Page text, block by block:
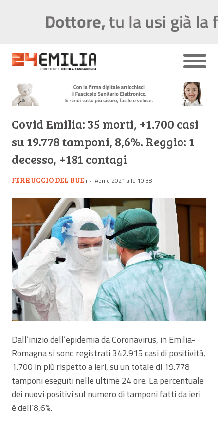
Covid Emilia: 35 morti, +1.700 casi
su 19.778 tamponi, 8,6%. Reggio: 1
decesso, +181 contagi
FERRUCCIO DEL BUE il 4 Aprile 2021 alle 10:38
Dall’inizio dell’epidemia da Coronavirus, in Emilia-
Romagna si sono registrati 342.915 casi di positività,
1.700 in più rispetto a ieri, su un totale di 19.778
tamponi eseguiti nelle ultime 24 ore. La percentuale
dei nuovi positivi sul numero di tamponi fatti da ieri
è dell’8,6%.